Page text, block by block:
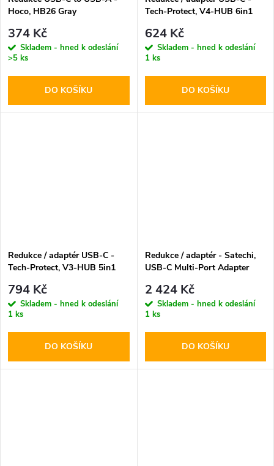
Hoco, HB26 Gray
374 Kč
Skladem - hned k odeslání
>5 ks
DO KOŠÍKU
Tech-Protect, V4-HUB 6in1
624 Kč
Skladem - hned k odeslání
1 ks
DO KOŠÍKU
Redukce / adaptér USB-C -
Tech-Protect, V3-HUB 5in1
794 Kč
Skladem - hned k odeslání
1 ks
DO KOŠÍKU
Redukce / adaptér - Satechi,
USB-C Multi-Port Adapter
2 424 Kč
Skladem - hned k odeslání
1 ks
DO KOŠÍKU